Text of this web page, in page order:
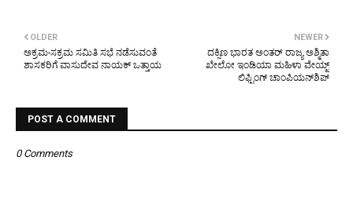
NEWER
ದಕ್ಸಿಣ ಭಾರತ ಅಂತರ್ ರಾಜ್ಯ ಅಶ್ಮಿತಾ
ಖೇಲೋ ಇಂಡಿಯಾ ಮಹಿಳಾ ವೇಯ್ಟ್
ಲಿಫ್ಟಿಂಗ್ ಚಾಂಪಿಯನ್‌ಶಿಪ್
OLDER
ಅಕ್ರಮ-ಸಕ್ರಮ ಸಮಿತಿ ಸಭೆ ನಡೆಸುವಂತೆ
ಶಾಸಕರಿಗೆ ವಾಸುದೇವ ನಾಯಕ್ ಒತ್ತಾಯ
POST A COMMENT
0 Comments